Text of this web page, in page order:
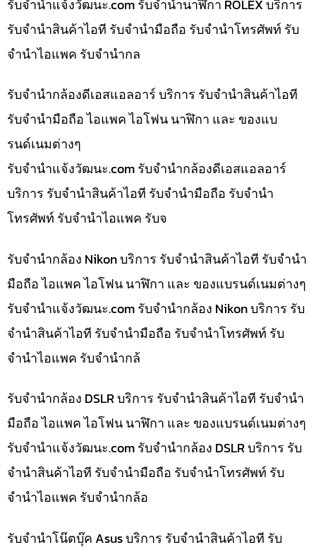
รับจํานําแจ้งวัฒนะ.com รับจำนำนาฬิกา ROLEX บริการ
รับจำนำสินค้าไอที รับจำนำมือถือ รับจำนำโทรศัพท์ รับ
จำนำไอแพค รับจำนำกล
รับจำนำกล้องดีเอสแอลอาร์ บริการ รับจำนำสินค้าไอที
รับจำนำมือถือ ไอแพค ไอโฟน นาฬิกา และ ของแบ
รนด์เนมต่างๆ
รับจํานําแจ้งวัฒนะ.com รับจำนำกล้องดีเอสแอลอาร์
บริการ รับจำนำสินค้าไอที รับจำนำมือถือ รับจำนำ
โทรศัพท์ รับจำนำไอแพค รับจ
รับจำนำกล้อง Nikon บริการ รับจำนำสินค้าไอที รับจำนำ
มือถือ ไอแพค ไอโฟน นาฬิกา และ ของแบรนด์เนมต่างๆ
รับจํานําแจ้งวัฒนะ.com รับจำนำกล้อง Nikon บริการ รับ
จำนำสินค้าไอที รับจำนำมือถือ รับจำนำโทรศัพท์ รับ
จำนำไอแพค รับจำนำกล้
รับจำนำกล้อง DSLR บริการ รับจำนำสินค้าไอที รับจำนำ
มือถือ ไอแพค ไอโฟน นาฬิกา และ ของแบรนด์เนมต่างๆ
รับจํานําแจ้งวัฒนะ.com รับจำนำกล้อง DSLR บริการ รับ
จำนำสินค้าไอที รับจำนำมือถือ รับจำนำโทรศัพท์ รับ
จำนำไอแพค รับจำนำกล้อ
รับจำนำโน๊ตบุ๊ค Asus บริการ รับจำนำสินค้าไอที รับ